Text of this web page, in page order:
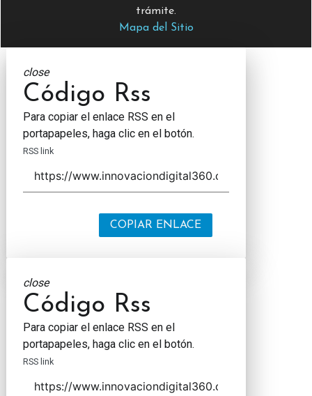
trámite.
Mapa del Sitio
close
Código Rss
Para copiar el enlace RSS en el
portapapeles, haga clic en el botón.
RSS link
COPIAR ENLACE
close
Código Rss
Para copiar el enlace RSS en el
portapapeles, haga clic en el botón.
RSS link